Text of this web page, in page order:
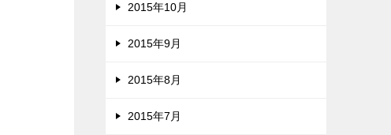
2015年10月
2015年9月
2015年8月
2015年7月